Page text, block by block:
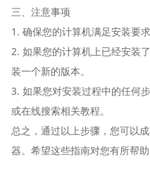
三、注意事项
1. 确保您的计算机满足安装要
2. 如果您的计算机上已经安装
装一个新的版本。
3. 如果您对安装过程中的任何
或在线搜索相关教程。
总之，通过以上步骤，您可以
器。希望这些指南对您有所帮助